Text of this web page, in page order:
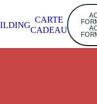
CARTE
CADEAU